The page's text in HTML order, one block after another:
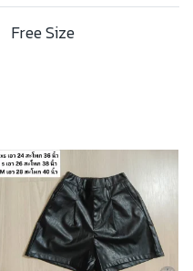
Free Size